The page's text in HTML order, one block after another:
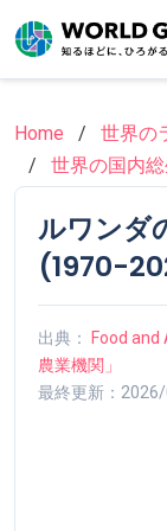
to
main
Home
世界の
世界の国内
ルワンダ
(1970-
出典：
Food
農業機関」
最終更新：